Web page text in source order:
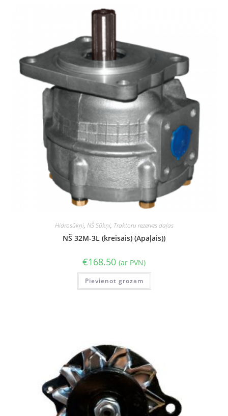
Hidrosūkņi, NŠ Sūkņi, Traktoru rezerves daļas
NŠ 32M-3L (kreisais) (Apaļais))
€168.50 (ar PVN)
Pievienot grozam